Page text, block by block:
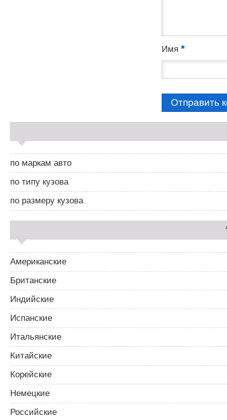
Имя *
д
б
а
р
2
по маркам авто
по типу кузова
по размеру кузова
Американские
Британские
Индийские
Испанские
Итальянские
Китайские
Корейские
Немецкие
Российские